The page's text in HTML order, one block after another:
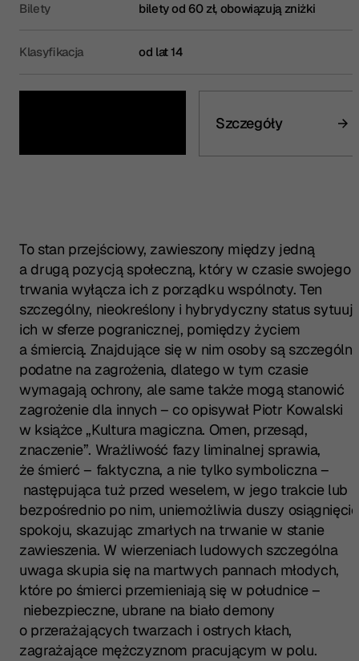
To stan przejściowy, zawieszony między jedną
a drugą pozycją społeczną, który w czasie swojego
trwania wyłącza ich z porządku wspólnoty. Ten
szczególny, nieokreślony i hybrydyczny status
ich w sferze pogranicznej, pomiędzy życiem
a śmiercią. Znajdujące się w nim osoby są
podatne na zagrożenia, dlatego w tym czasie
wymagają ochrony, ale same także mogą stanowić
zagrożenie dla innych – co opisywał Piotr Kowalski
w książce „Kultura magiczna. Omen, przesąd,
znaczenie”. Wrażliwość fazy liminalnej sprawia,
że śmierć – faktyczna, a nie tylko symboliczna –
następująca tuż przed weselem, w jego trakcie lub
bezpośrednio po nim, uniemożliwia duszy osiągnięcie
spokoju, skazując zmarłych na trwanie w stanie
zawieszenia. W wierzeniach ludowych szczególna
uwaga skupia się na martwych pannach młodych,
które po śmierci przemieniają się w południce –
niebezpieczne, ubrane na biało demony
o przerażających twarzach i ostrych kłach,
zagrażające mężczyznom pracującym w polu.
Bilety bilety od 60 zł, obowiązują zniżki
Klasyfikacja od lat 14
Szczegóły